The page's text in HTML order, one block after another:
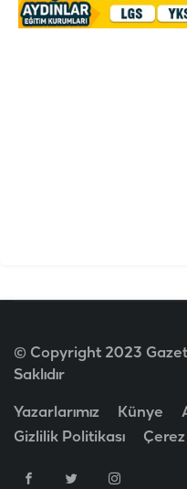
© Copyright 2023
Saklıdır
Yazarlarımız Künye
Gizlilik Politikası